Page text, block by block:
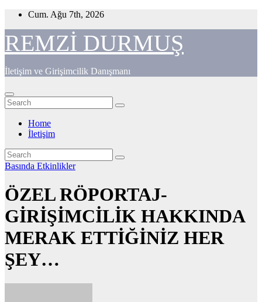
Skip
content
Cum. Ağu 7th, 2026
REMZİ DURMUŞ
İletişim ve Girişimcilik Danışmanı
Home
İletişim
Basında Etkinlikler
ÖZEL RÖPORTAJ-
GİRİŞİMCİLİK HAKKINDA
MERAK ETTİĞİNİZ HER
ŞEY…